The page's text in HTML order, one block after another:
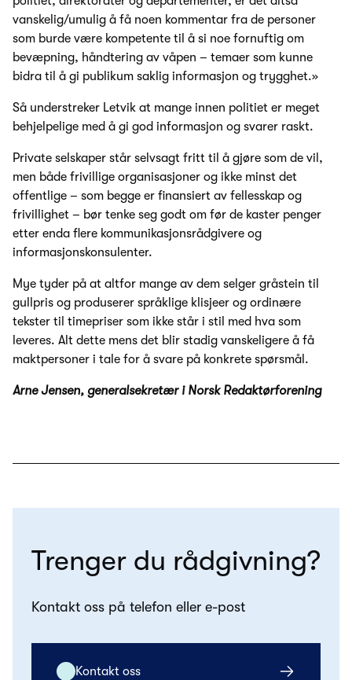
vanskelig/umulig å få noen kommentar fra de personer
som burde være kompetente til å si noe fornuftig om
bevæpning, håndtering av våpen – temaer som kunne
bidra til å gi publikum saklig informasjon og trygghet.»
Så understreker Letvik at mange innen politiet er meget
behjelpelige med å gi god informasjon og svarer raskt.
Private selskaper står selvsagt fritt til å gjøre som de vil,
men både frivillige organisasjoner og ikke minst det
offentlige – som begge er finansiert av fellesskap og
frivillighet – bør tenke seg godt om før de kaster penger
etter enda flere kommunikasjonsrådgivere og
informasjonskonsulenter.
Mye tyder på at altfor mange av dem selger gråstein til
gullpris og produserer språklige klisjeer og ordinære
tekster til timepriser som ikke står i stil med hva som
leveres. Alt dette mens det blir stadig vanskeligere å få
maktpersoner i tale for å svare på konkrete spørsmål.
Arne Jensen, generalsekretær i Norsk Redaktørforening
Trenger du rådgivning?
Kontakt oss på telefon eller e-post
Kontakt oss